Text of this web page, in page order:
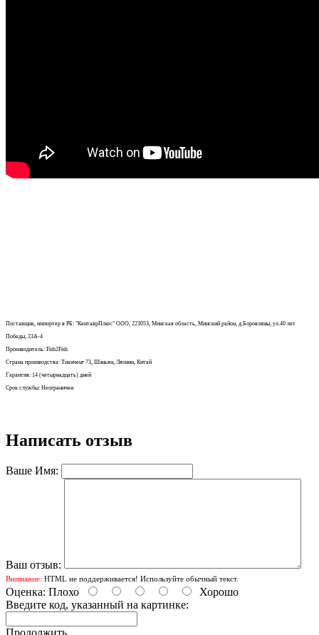
Поставщик, импортер в РБ: "КентаврПлюс" ООО, 223053, Минская область, Минский район, д.Боровляны, ул.40 лет
Победы, 23А-4
Производитель: Fish2Fish
Страна производства: Тианченг 73, Шэньян, Ляонин, Китай
Гарантия: 14 (четырнадцать) дней
Срок службы: Неограничен
Написать отзыв
Ваше Имя:
Ваш отзыв:
Внимание: HTML не поддерживается! Используйте обычный текст.
Оценка: Плохо
Хорошо
Введите код, указанный на картинке: